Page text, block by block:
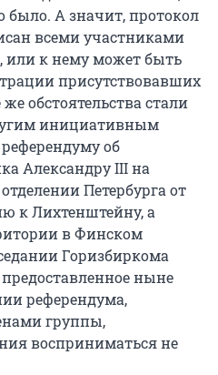
было. А значит, протокол
всеми участниками
к нему может быть
присутствовавших
обстоятельства стали
инициативным
об
Александру III на
Петербурга от
к Лихтенштейну, а
в Финском
Горизбиркома
ныне
референдума,
группы,
восприниматься не